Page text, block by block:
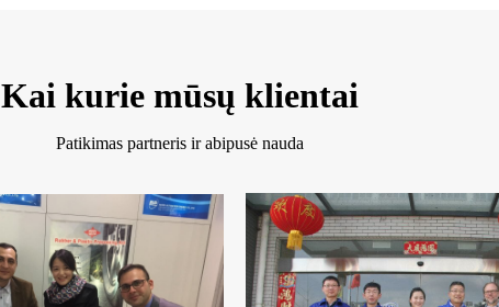
Kai kurie mūsų klientai
Patikimas partneris ir abipusė nauda